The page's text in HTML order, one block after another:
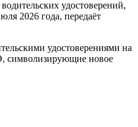
удостоверений,
2026 года, передаёт